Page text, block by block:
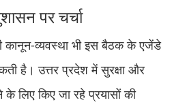
पर चर्चा
कानून-व्यवस्था भी इस बैठक के एजेंडे
है। उत्तर प्रदेश में सुरक्षा और
के लिए किए जा रहे प्रयासों की